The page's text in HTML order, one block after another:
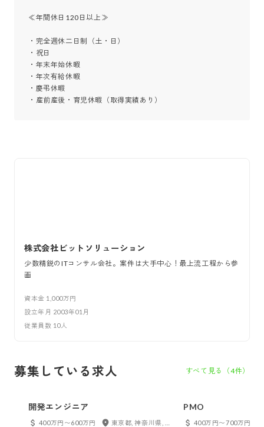
≪年間休日120日以上≫
・完全週休二日制（土・日）
・祝日
・年末年始休暇
・年次有給休暇
・慶弔休暇
・産前産後・育児休暇（取得実績あり）
株式会社ビットソリューション
少数精鋭のITコンサル会社。案件は大手中心！最上流工程から参
画
資本金 1,000万円
設立年月 2003年01月
従業員数 10人
募集している求人 すべて見る（4件）
開発エンジニア
400万円〜600万円
PMO
400万円〜700万円